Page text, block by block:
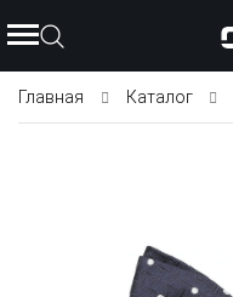
Главная Каталог